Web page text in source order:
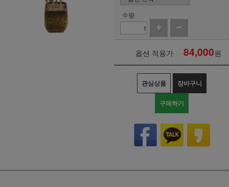
수량
옵션 적용가 84,000원
관심상품 장바구니
구매하기